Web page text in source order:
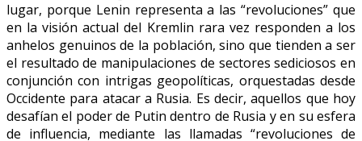
lugar, porque Lenin representa a las “revoluciones” que
en la visión actual del Kremlin rara vez responden a los
anhelos genuinos de la población, sino que tienden a ser
el resultado de manipulaciones de sectores sediciosos en
conjunción con intrigas geopolíticas, orquestadas desde
Occidente para atacar a Rusia. Es decir, aquellos que hoy
desafían el poder de Putin dentro de Rusia y en su esfera
de influencia, mediante las llamadas “revoluciones de